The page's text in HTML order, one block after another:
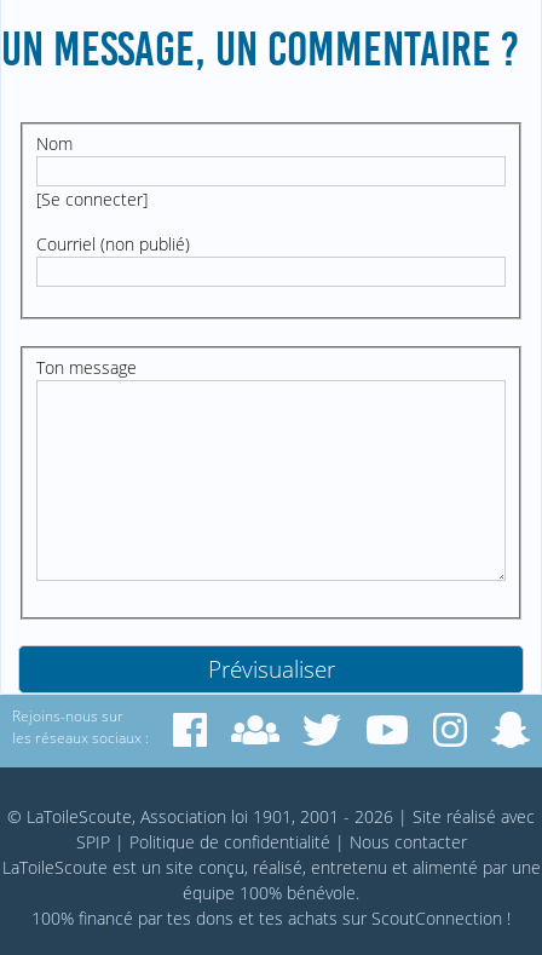
UN MESSAGE, UN COMMENTAIRE ?
Nom
[Se connecter]
Courriel (non publié)
Ton message
Rejoins-nous sur
les réseaux sociaux :
© LaToileScoute, Association loi 1901, 2001 - 2026 | Site réalisé avec
SPIP| Politique de confidentialité | Nous contacter
LaToileScoute est un site conçu, réalisé, entretenu et alimenté par une
équipe 100% bénévole.
100% financé par tes dons et tes achats sur ScoutConnection !